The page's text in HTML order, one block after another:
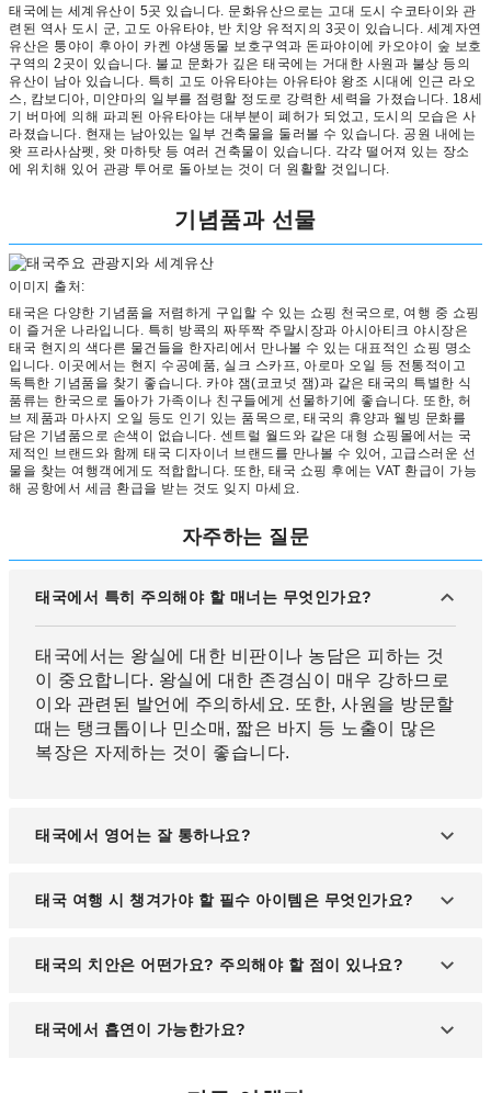
태국에는 세계유산이 5곳 있습니다. 문화유산으로는 고대 도시 수코타이와 관
련된 역사 도시 군, 고도 아유타야, 반 치앙 유적지의 3곳이 있습니다. 세계자연
유산은 퉁야이 후아이 카켄 야생동물 보호구역과 돈파야이에 카오야이 숲 보호
구역의 2곳이 있습니다. 불교 문화가 깊은 태국에는 거대한 사원과 불상 등의
유산이 남아 있습니다. 특히 고도 아유타야는 아유타야 왕조 시대에 인근 라오
스, 캄보디아, 미얀마의 일부를 점령할 정도로 강력한 세력을 가졌습니다. 18세
기 버마에 의해 파괴된 아유타야는 대부분이 폐허가 되었고, 도시의 모습은 사
라졌습니다. 현재는 남아있는 일부 건축물을 둘러볼 수 있습니다. 공원 내에는
왓 프라사삼펫, 왓 마하탓 등 여러 건축물이 있습니다. 각각 떨어져 있는 장소
에 위치해 있어 관광 투어로 돌아보는 것이 더 원활할 것입니다.
기념품과 선물
이미지 출처:
태국은 다양한 기념품을 저렴하게 구입할 수 있는 쇼핑 천국으로, 여행 중 쇼핑
이 즐거운 나라입니다. 특히 방콕의 짜뚜짝 주말시장과 아시아티크 야시장은
태국 현지의 색다른 물건들을 한자리에서 만나볼 수 있는 대표적인 쇼핑 명소
입니다. 이곳에서는 현지 수공예품, 실크 스카프, 아로마 오일 등 전통적이고
독특한 기념품을 찾기 좋습니다. 카야 잼(코코넛 잼)과 같은 태국의 특별한 식
품류는 한국으로 돌아가 가족이나 친구들에게 선물하기에 좋습니다. 또한, 허
브 제품과 마사지 오일 등도 인기 있는 품목으로, 태국의 휴양과 웰빙 문화를
담은 기념품으로 손색이 없습니다. 센트럴 월드와 같은 대형 쇼핑몰에서는 국
제적인 브랜드와 함께 태국 디자이너 브랜드를 만나볼 수 있어, 고급스러운 선
물을 찾는 여행객에게도 적합합니다. 또한, 태국 쇼핑 후에는 VAT 환급이 가능
해 공항에서 세금 환급을 받는 것도 잊지 마세요.
자주하는 질문
태국에서 특히 주의해야 할 매너는 무엇인가요?
태국에서는 왕실에 대한 비판이나 농담은 피하는 것
이 중요합니다. 왕실에 대한 존경심이 매우 강하므로
이와 관련된 발언에 주의하세요. 또한, 사원을 방문할
때는 탱크톱이나 민소매, 짧은 바지 등 노출이 많은
복장은 자제하는 것이 좋습니다.
태국에서 영어는 잘 통하나요?
주요 호텔이나 관광지, 외국인이 많이 찾는 지역에서
므로 간단한 태국어 인사말을 익혀두면 유용할 수 있
태국 여행 시 챙겨가야 할 필수 아이템은 무엇인가요?
태국은 연중 고온다습한 열대 기후로, 샌들, 땀 닦는
있는 물품들을 준비하는 것이 좋습니다.
태국의 치안은 어떤가요? 주의해야 할 점이 있나요?
태국의 치안은 한국에 비해 주의가 필요합니다. 스리,
태국에서 흡연이 가능한가요?
태국에서는 공공장소, 실내, 택시 등 대부분의 실내